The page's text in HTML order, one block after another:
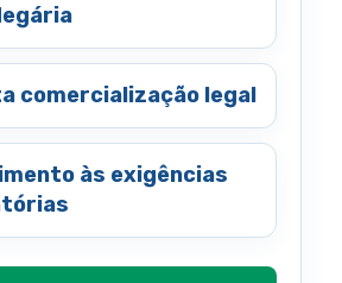
comercialização legal
às exigências